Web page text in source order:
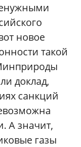
новое
такой
доклад,
санкций
А значит,
газы